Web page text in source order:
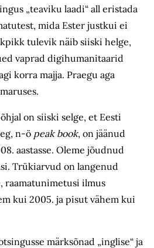
„teaviku laadi“ all eristada
mida Ester justkui ei
tulevik näib siiski helge,
vaprad digihumanitaarid
korra majja. Praegu aga
on siiski selge, et Eesti
n-ö peak book, on jäänud
aastasse. Oleme jõudnud
Trükiarvud on langenud
raamatunimetusi ilmus
kui 2005. ja pisut vähem kui
märksõnad „inglise“ ja